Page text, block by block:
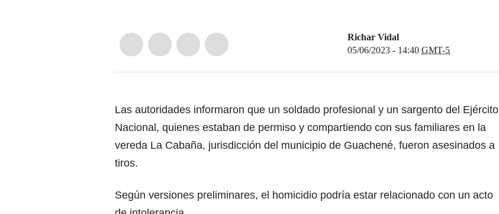
Richar Vidal
05/06/2023 - 14:40 GMT-5
Las autoridades informaron que un soldado profesional y un sargento del Ejército
Nacional, quienes estaban de permiso y compartiendo con sus familiares en la
vereda La Cabaña, jurisdicción del municipio de Guachené, fueron asesinados a
tiros.
Según versiones preliminares, el homicidio podría estar relacionado con un acto